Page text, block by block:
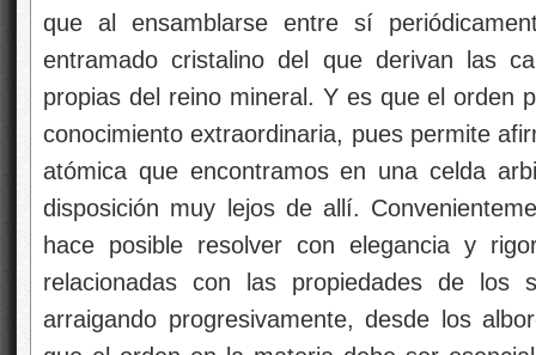
que al ensamblarse entre sí
entramado cristalino del que derivan las
propias del reino mineral. Y es que el orden
conocimiento extraordinaria, pues permite
atómica que encontramos en una celda
disposición muy lejos de allí.
hace posible resolver con elegancia y
relacionadas con las propiedades de los
arraigando progresivamente, desde los